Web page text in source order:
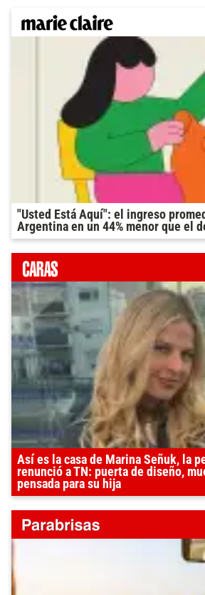
"Usted Está Aquí": el ingreso
Argentina en un 44% menor que el
Así es la casa de Marina Señuk, la
renunció a TN: puerta de diseño,
pensada para su hija